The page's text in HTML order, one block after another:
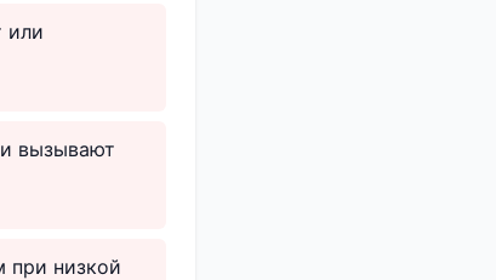
или
вызывают
при низкой